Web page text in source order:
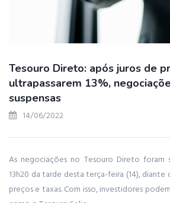
Tesouro Direto: após juros de
ultrapassarem 13%,
suspensas
14/06/2022
As negociações no Tesouro Direto foram
13h20 da tarde desta terça-feira (14),
preços e taxas. Com isso, investidores